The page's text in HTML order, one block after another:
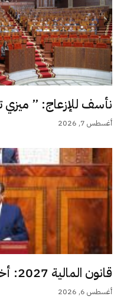
نأسف للإزعاج: ” ميزي
أغسطس 7, 2026
قانون المالية 2027: أخنوش يبقي على دعم...
أغسطس 6, 2026